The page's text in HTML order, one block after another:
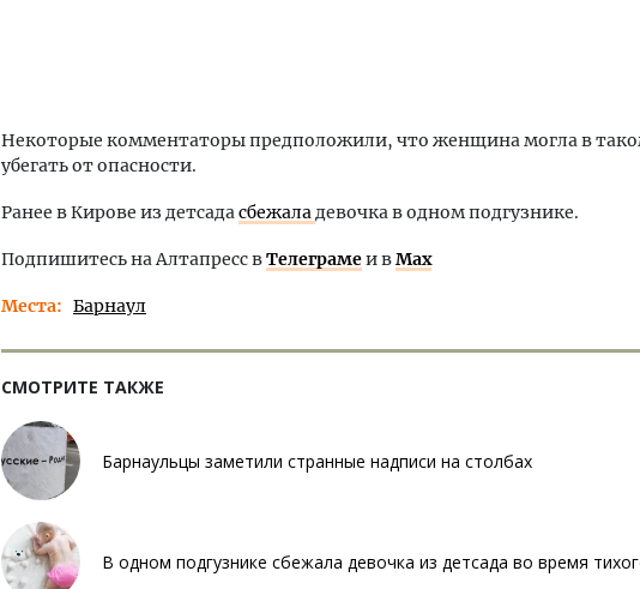
Некоторые комментаторы предположили, что женщина могла в
убегать от опасности.
Ранее в Кирове из детсадасбежаладевочка в одном подгузнике.
Подпишитесь на Алтапресс вТелеграмеи вMax
Места Барнаул
СМОТРИТЕ ТАКЖЕ
Барнаульцы заметили странные надписи на столбах
В одном подгузнике сбежала девочка из детсада во время